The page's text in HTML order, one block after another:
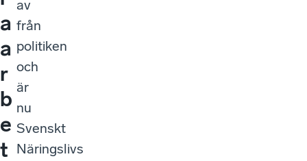
a
a
r
b
e
t
av
från
politiken
och
är
nu
Svenskt
Näringslivs